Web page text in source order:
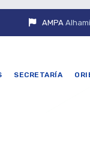
AMPA
SECRETARÍA